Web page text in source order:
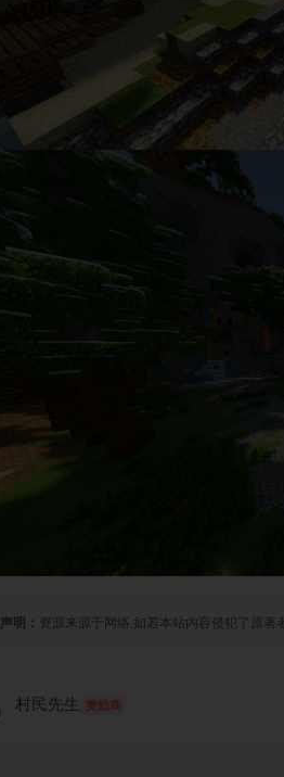
声明： 资源来源于网络,如若本站内容侵犯了原著
村民先生 赞助商